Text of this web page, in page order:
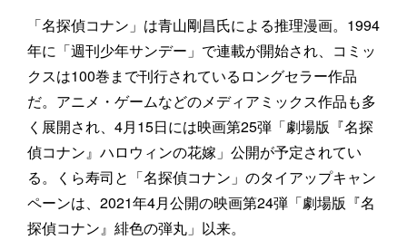
「名探偵コナン」は青山剛昌氏による推理漫画。1994
年に「週刊少年サンデー」で連載が開始され、コミッ
クスは100巻まで刊行されているロングセラー作品
だ。アニメ・ゲームなどのメディアミックス作品も多
く展開され、4月15日には映画第25弾「劇場版『名探
偵コナン』ハロウィンの花嫁」公開が予定されてい
る。くら寿司と「名探偵コナン」のタイアップキャン
ペーンは、2021年4月公開の映画第24弾「劇場版『名
探偵コナン』緋色の弾丸」以来。